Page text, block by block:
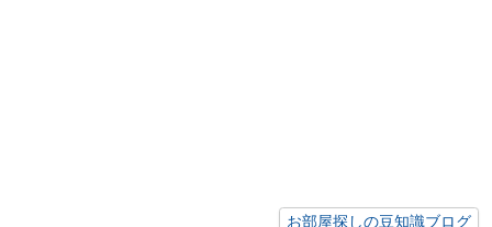
お部屋探しの豆知識ブログ